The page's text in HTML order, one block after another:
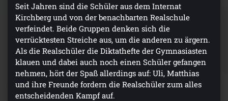
Seit Jahren sind die Schüler aus dem Internat
Kirchberg und von der benachbarten Realschule
verfeindet. Beide Gruppen denken sich die
verrücktesten Streiche aus, um die anderen zu ärgern.
Als die Realschüler die Diktathefte der Gymnasiasten
klauen und dabei auch noch einen Schüler gefangen
nehmen, hört der Spaß allerdings auf: Uli, Matthias
und ihre Freunde fordern die Realschüler zum alles
entscheidenden Kampf auf.